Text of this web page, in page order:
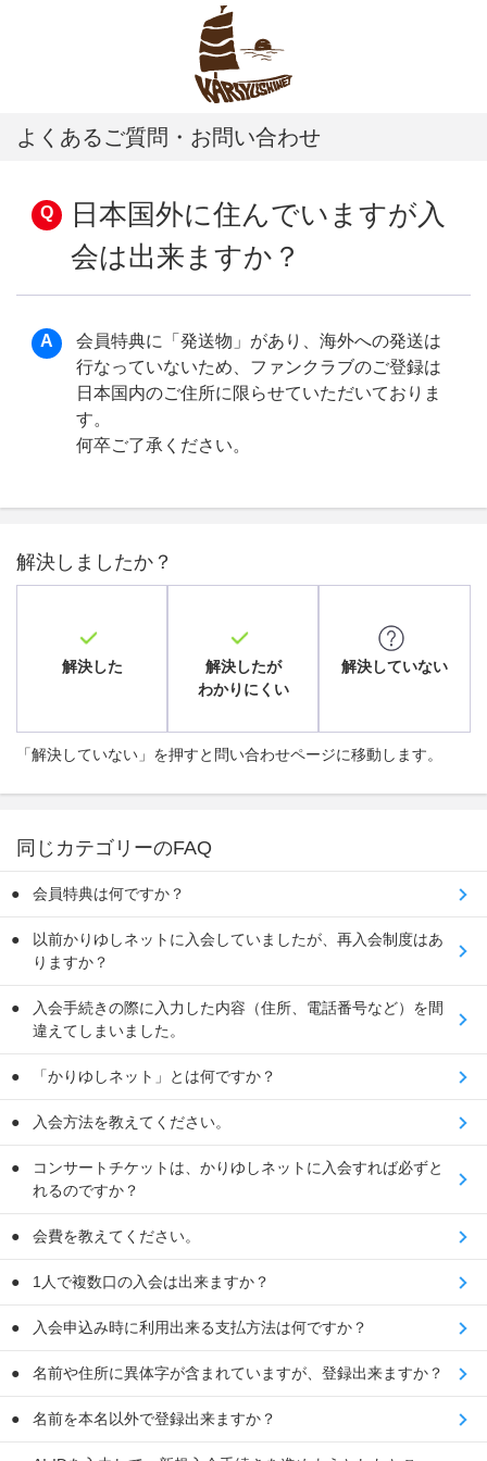
よくあるご質問・お問い合わせ
日本国外に住んでいますが入
会は出来ますか？
会員特典に「発送物」があり、海外への発送は
行なっていないため、ファンクラブのご登録は
日本国内のご住所に限らせていただいておりま
す。
何卒ご了承ください。
解決しましたか？
解決した
解決したが
わかりにくい
解決していない
「解決していない」を押すと問い合わせページに移動します。
同じカテゴリーのFAQ
会員特典は何ですか？
以前かりゆしネットに入会していましたが、再入会制度はあ
りますか？
入会手続きの際に入力した内容（住所、電話番号など）を間
違えてしまいました。
「かりゆしネット」とは何ですか？
入会方法を教えてください。
コンサートチケットは、かりゆしネットに入会すれば必ずと
れるのですか？
会費を教えてください。
1人で複数口の入会は出来ますか？
入会申込み時に利用出来る支払方法は何ですか？
名前や住所に異体字が含まれていますが、登録出来ますか？
名前を本名以外で登録出来ますか？